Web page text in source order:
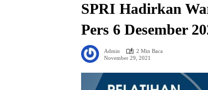
SPRI Hadirkan
Pers 6 Desember
Admin
2 Min Baca
November 29, 2021